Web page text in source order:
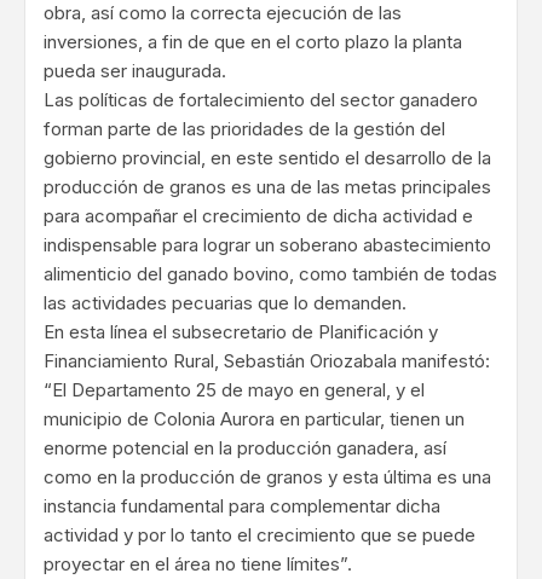
obra, así como la correcta ejecución de las
inversiones, a fin de que en el corto plazo la planta
pueda ser inaugurada.
Las políticas de fortalecimiento del sector ganadero
forman parte de las prioridades de la gestión del
gobierno provincial, en este sentido el desarrollo de la
producción de granos es una de las metas principales
para acompañar el crecimiento de dicha actividad e
indispensable para lograr un soberano abastecimiento
alimenticio del ganado bovino, como también de todas
las actividades pecuarias que lo demanden.
En esta línea el subsecretario de Planificación y
Financiamiento Rural, Sebastián Oriozabala manifestó:
“El Departamento 25 de mayo en general, y el
municipio de Colonia Aurora en particular, tienen un
enorme potencial en la producción ganadera, así
como en la producción de granos y esta última es una
instancia fundamental para complementar dicha
actividad y por lo tanto el crecimiento que se puede
proyectar en el área no tiene límites”.